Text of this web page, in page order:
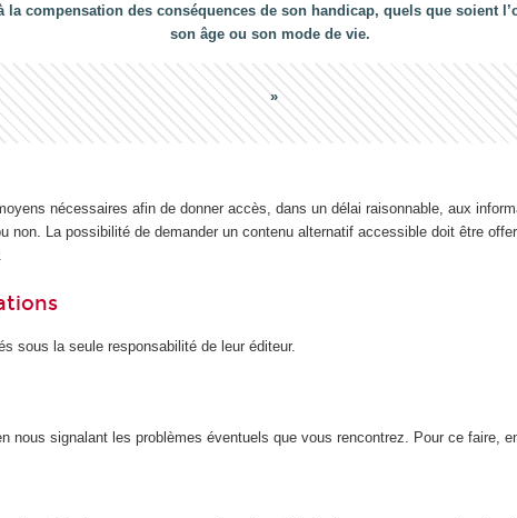
la compensation des conséquences de son handicap, quels que soient
son âge ou son mode de vie.
nécessaires afin de donner accès, dans un délai raisonnable, aux
non. La possibilité de demander un contenu alternatif accessible doit être
sous la seule responsabilité de leur éditeur.
nous signalant les problèmes éventuels que vous rencontrez. Pour ce faire,